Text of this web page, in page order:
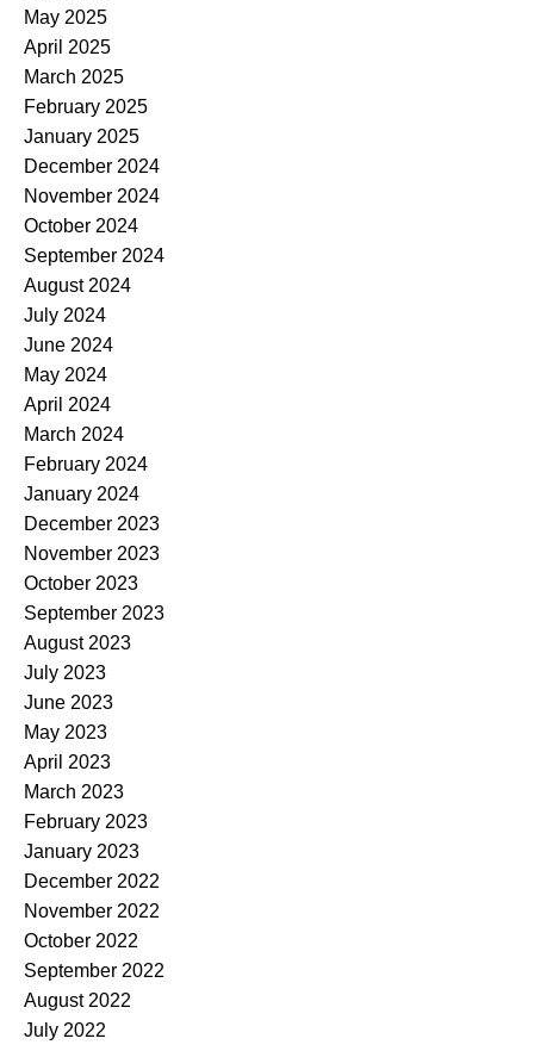
May 2025
April 2025
March 2025
February 2025
January 2025
December 2024
November 2024
October 2024
September 2024
August 2024
July 2024
June 2024
May 2024
April 2024
March 2024
February 2024
January 2024
December 2023
November 2023
October 2023
September 2023
August 2023
July 2023
June 2023
May 2023
April 2023
March 2023
February 2023
January 2023
December 2022
November 2022
October 2022
September 2022
August 2022
July 2022